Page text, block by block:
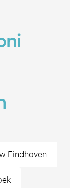
Eindhoven